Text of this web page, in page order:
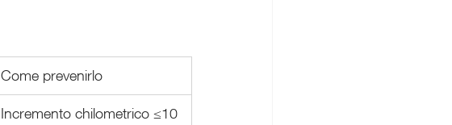
Come prevenirlo
Incremento chilometrico ≤10